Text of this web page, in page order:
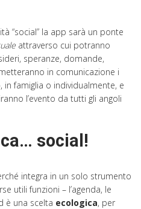
“social” la app sarà un ponte
attraverso cui potranno
speranze, domande,
in comunicazione i
in famiglia o individualmente, e
l’evento da tutti gli angoli
social!
integra in un solo strumento
utili funzioni – l’agenda, le
è una scelta ecologica, per